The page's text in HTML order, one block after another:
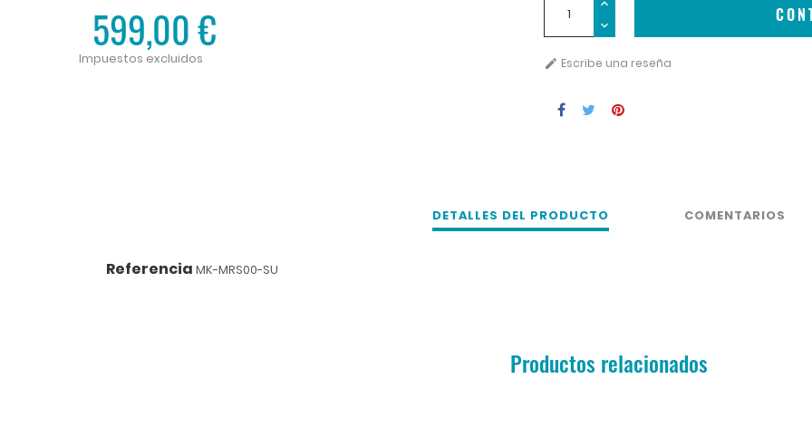
599,00 €
Impuestos excluidos  Escribe una reseña
DETALLES DEL PRODUCTO COMENTARIOS
Referencia MK-MRS00-SU
Productos relacionados